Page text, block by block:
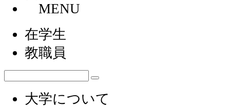
MENU
在学生
教職員
大学について